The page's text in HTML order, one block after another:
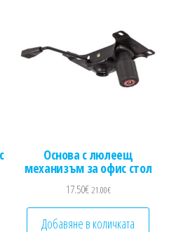
Основа с люлеещ
механизъм за офис стол
17.50€21.00€
Добавяне в количката